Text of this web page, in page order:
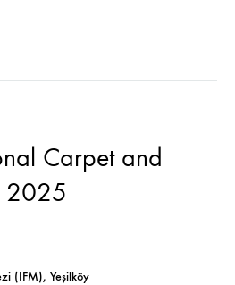
Carpet and
2025
(IFM), Yeşilköy